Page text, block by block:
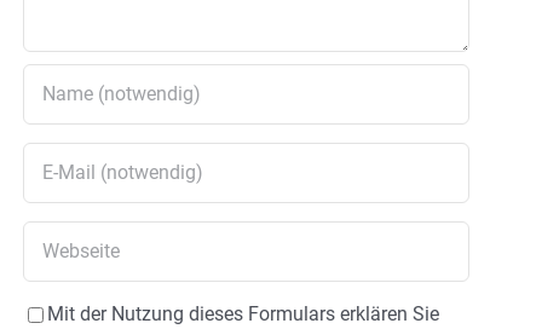
Mit der Nutzung dieses Formulars erklären Sie